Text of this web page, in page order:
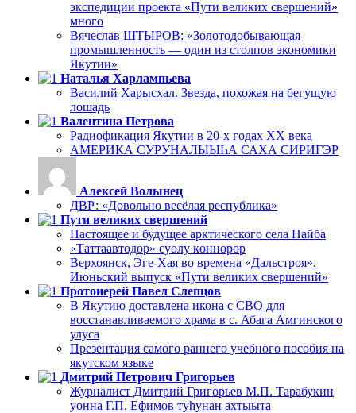
экспедиции проекта «Пути великих свершений»
много
Вячеслав ШТЫРОВ: «Золотодобывающая
промышленность — один из столпов экономики
Якутии»
Наталья Харлампьева
Василий Харысхал. Звезда, похожая на бегущую
лошадь
Валентина Петрова
Радиофикация Якутии в 20-х годах ХХ века
АМЕРИКА СУРУНАЛЫЫҺА САХА СИРИГЭР
Алексей Волынец
ДВР: «Довольно весёлая республика»
Пути великих свершений
Настоящее и будущее арктического села Найба
«Таттаавтодор» суолу көннөрөр
Верхоянск, Эге-Хая во времена «Дальстроя».
Июньский выпуск «Пути великих свершений»
Протоиерей Павел Слепцов
В Якутию доставлена икона с СВО для
восстанавливаемого храма в с. Абага Амгинского
улуса
Презентация самого раннего учебного пособия на
якутском языке
Дмитрий Петрович Григорьев
Журналист Дмитрий Григорьев М.П. Тарабукин
уонна Г.П. Ефимов туһунан ахтыыта